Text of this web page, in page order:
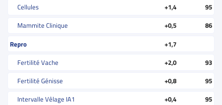
Cellules +1,4
95
Mammite Clinique
+0,5
86
Repro
+1,7
Fertilité Vache
+2,0
93
Fertilité Génisse
+0,8
95
Intervalle Vêlage IA1
+0,4
95